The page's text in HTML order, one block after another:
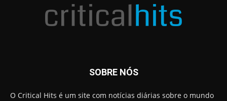
SOBRE NÓS
O Critical Hits é um site com notícias diárias sobre o mundo